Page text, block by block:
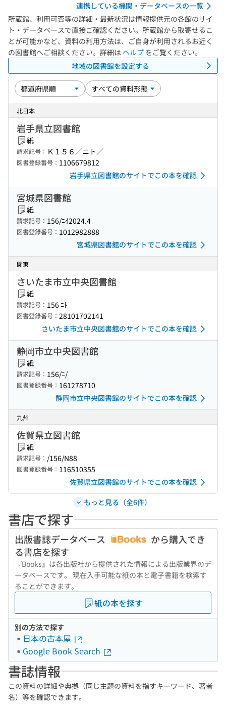
連携している機関・データベースの一覧
所蔵館、利用可否等の詳細・最新状況は情報提供元の各館のサイ
ト・データベースで直接ご確認ください。所蔵館から取寄せるこ
とが可能かなど、資料の利用方法は、ご自身が利用されるお近く
の図書館へご相談ください。詳細は ヘルプ をご覧ください。
地域の図書館を設定する
北日本
岩手県立図書館
紙
請求記号： Ｋ１５６／ニト／
図書登録番号： 1106679812
岩手県立図書館のサイトでこの本を確認
宮城県図書館
紙
請求記号： 156/ﾆｲ2024.4
図書登録番号： 1012982888
宮城県図書館のサイトでこの本を確認
関東
さいたま市立中央図書館
紙
請求記号： 156 ﾆﾄ
図書登録番号： 28101702141
さいたま市立中央図書館のサイトでこの本を確認
静岡市立中央図書館
紙
請求記号： 156/ﾆ/
図書登録番号： 161278710
静岡市立中央図書館のサイトでこの本を確認
九州
佐賀県立図書館
紙
請求記号： /156/N88
図書登録番号： 116510355
佐賀県立図書館のサイトでこの本を確認
もっと見る（全6件）
書店で探す
出版書誌データベース
から購入でき
る書店を探す
『Books』は各出版社から提供された情報による出版業界のデ
ータベースです。 現在入手可能な紙の本と電子書籍を検索す
ることができます。
紙の本を探す
別の方法で探す
日本の古本屋
Google Book Search
書誌情報
この資料の詳細や典拠（同じ主題の資料を指すキーワード、著者
名）等を確認できます。